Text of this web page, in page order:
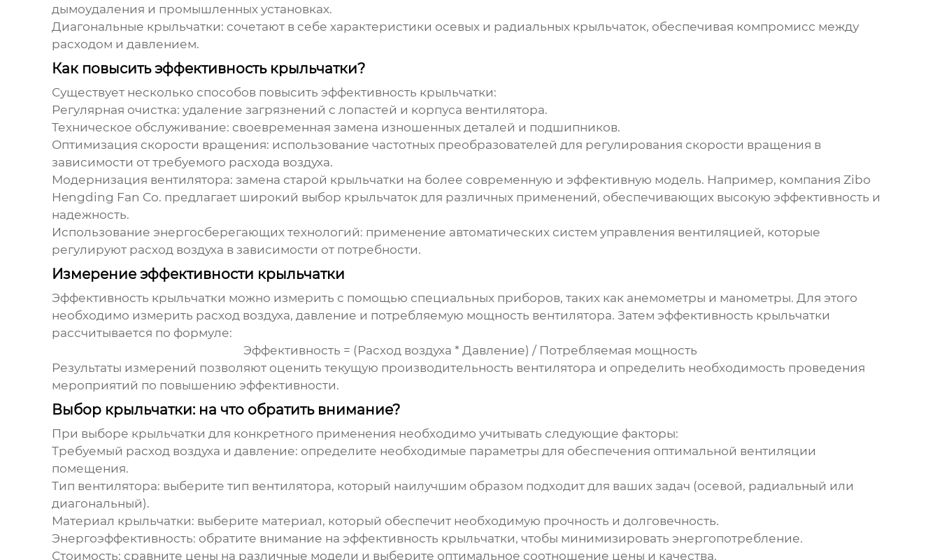
дымоудаления и промышленных установках.
Диагональные крыльчатки: сочетают в себе характеристики осевых и радиальных крыльчаток, обеспечивая компромисс между
расходом и давлением.
Как повысить эффективность крыльчатки?
Существует несколько способов повысить эффективность крыльчатки:
Регулярная очистка: удаление загрязнений с лопастей и корпуса вентилятора.
Техническое обслуживание: своевременная замена изношенных деталей и подшипников.
Оптимизация скорости вращения: использование частотных преобразователей для регулирования скорости вращения в
зависимости от требуемого расхода воздуха.
Модернизация вентилятора: замена старой крыльчатки на более современную и эффективную модель. Например, компания Zibo
Hengding Fan Co. предлагает широкий выбор крыльчаток для различных применений, обеспечивающих высокую эффективность и
надежность.
Использование энергосберегающих технологий: применение автоматических систем управления вентиляцией, которые
регулируют расход воздуха в зависимости от потребности.
Измерение эффективности крыльчатки
Эффективность крыльчатки можно измерить с помощью специальных приборов, таких как анемометры и манометры. Для этого
необходимо измерить расход воздуха, давление и потребляемую мощность вентилятора. Затем эффективность крыльчатки
рассчитывается по формуле:
Эффективность = (Расход воздуха * Давление) / Потребляемая мощность
Результаты измерений позволяют оценить текущую производительность вентилятора и определить необходимость проведения
мероприятий по повышению эффективности.
Выбор крыльчатки: на что обратить внимание?
При выборе крыльчатки для конкретного применения необходимо учитывать следующие факторы:
Требуемый расход воздуха и давление: определите необходимые параметры для обеспечения оптимальной вентиляции
помещения.
Тип вентилятора: выберите тип вентилятора, который наилучшим образом подходит для ваших задач (осевой, радиальный или
диагональный).
Материал крыльчатки: выберите материал, который обеспечит необходимую прочность и долговечность.
Энергоэффективность: обратите внимание на эффективность крыльчатки, чтобы минимизировать энергопотребление.
Стоимость: сравните цены на различные модели и выберите оптимальное соотношение цены и качества.